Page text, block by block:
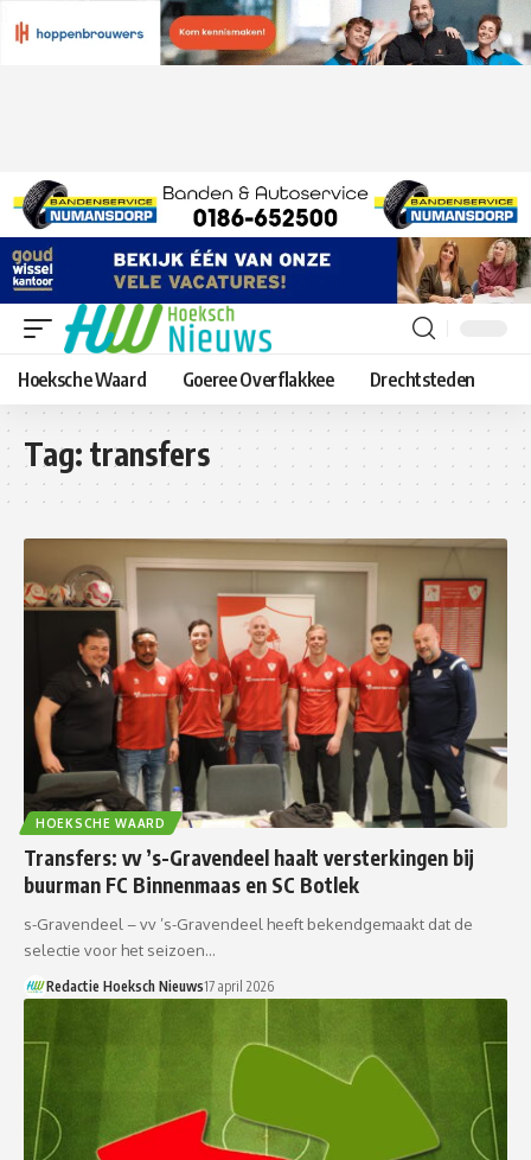
Hoeksche Waard Goeree Overflakkee Drechtsteden
Tag: transfers
HOEKSCHE WAARD
Transfers: vv ’s-Gravendeel haalt versterkingen bij
buurman FC Binnenmaas en SC Botlek
s-Gravendeel – vv ’s-Gravendeel heeft bekendgemaakt dat de
selectie voor het seizoen…
Redactie Hoeksch Nieuws17 april 2026